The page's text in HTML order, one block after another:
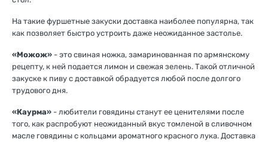
На такие фуршетные закуски доставка наиболее популярна, так
как позволяет быстро устроить даже неожиданное застолье.
«Можож» - это свиная ножка, замаринованная по армянскому
рецепту, к ней подается лимон и свежая зелень. Такой отличной
закуске к пиву с доставкой обрадуется любой после долгого
трудового дня.
«Каурма» - любители говядины станут ее ценителями после
того, как распробуют неожиданный вкус томленой в сливочном
масле говядины с кольцами ароматного красного лука. Доставка